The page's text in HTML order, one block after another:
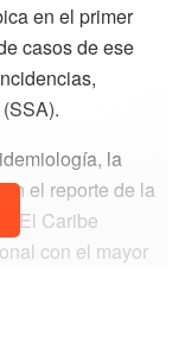
en el primer
casos de ese
la
el reporte de la
El Caribe
con el mayor